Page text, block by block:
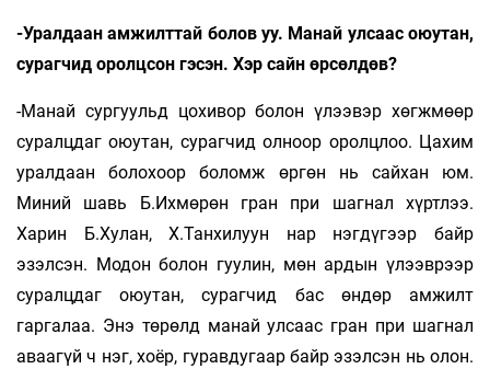
-Уралдаан амжилттай болов уу. Манай улсаас оюутан,
сурагчид оролцсон гэсэн. Хэр сайн өрсөлдөв?
-Манай сургуульд цохивор болон үлээвэр хөгжмөөр
суралцдаг оюутан, сурагчид олноор оролцлоо. Цахим
уралдаан болохоор боломж өргөн нь сайхан юм.
Миний шавь Б.Ихмөрөн гран при шагнал хүртлээ.
Харин Б.Хулан, Х.Танхилуун нар нэгдүгээр байр
эзэлсэн. Модон болон гуулин, мөн ардын үлээврээр
суралцдаг оюутан, сурагчид бас өндөр амжилт
гаргалаа. Энэ төрөлд манай улсаас гран при шагнал
аваагүй ч нэг, хоёр, гуравдугаар байр эзэлсэн нь олон.